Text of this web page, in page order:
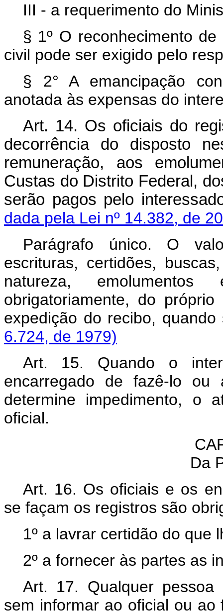
III - a requerimento do
§ 1º O reconhecimento
civil pode ser exigido pelo
§ 2° A emancipação
anotada às expensas do
Art. 14. Os oficiais do
decorrência do disposto
remuneração, aos
Custas do Distrito Federal,
serão pagos pelo
dada pela Lei nº 14.382, de
Parágrafo único. O
escrituras, certidões,
natureza,
obrigatoriamente, do
expedição do recibo,
6.724, de 1979)
Art. 15. Quando o
encarregado de fazê-lo
determine impedimento, o
oficial.
Da
Art. 16. Os oficiais e os
se façam os registros são
1º a lavrar certidão do que
2º a fornecer às partes as
Art. 17. Qualquer
sem informar ao oficial ou